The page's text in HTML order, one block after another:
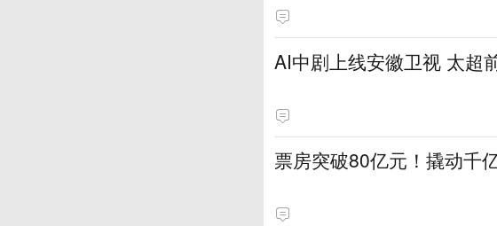
AI中剧上线安徽卫视 太超
票房突破80亿元！撬动千